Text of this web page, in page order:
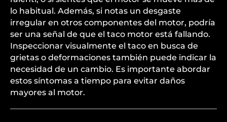
lo habitual. Además, si notas un desgaste
irregular en otros componentes del motor, podría
ser una señal de que el taco motor está fallando.
Inspeccionar visualmente el taco en busca de
grietas o deformaciones también puede indicar la
necesidad de un cambio. Es importante abordar
estos síntomas a tiempo para evitar daños
mayores al motor.